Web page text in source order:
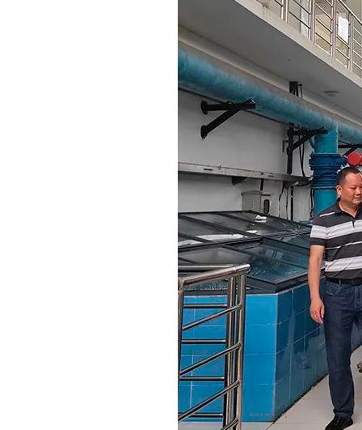
黄石市人民代表大会常务委员会公告
黄石市人民代表大会常务委员会公告